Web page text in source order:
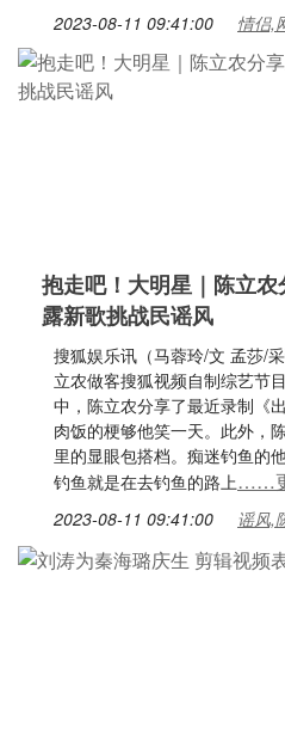
2023-08-11 09:41:00 情侣,
抱走吧！大明星｜陈立
露新歌挑战民谣风
搜狐娱乐讯（马蓉玲/文 孟莎/
立农做客搜狐视频自制综艺节
中，陈立农分享了最近录制《
肉饭的梗够他笑一天。此外，
里的显眼包搭档。痴迷钓鱼的
钓鱼就是在去钓鱼的路上……
2023-08-11 09:41:00 谣风,